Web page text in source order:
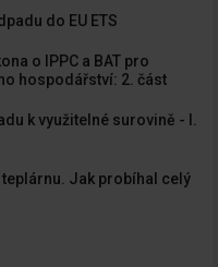
do EU ETS
o IPPC a BAT pro
hospodářství: 2. část
k využitelné surovině - I.
Jak probíhal celý